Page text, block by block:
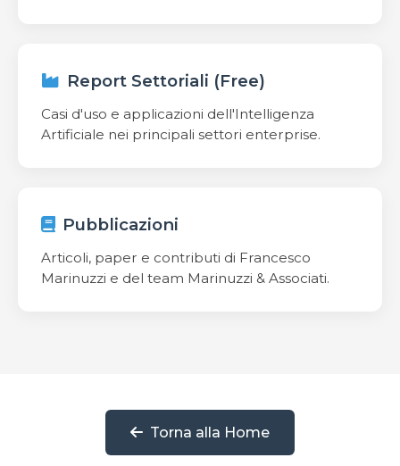
Report Settoriali (Free)
Casi d'uso e applicazioni dell'Intelligenza
Artificiale nei principali settori enterprise.
Pubblicazioni
Articoli, paper e contributi di Francesco
Marinuzzi e del team Marinuzzi & Associati.
Torna alla Home